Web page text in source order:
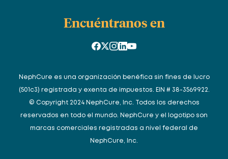
Encuéntranos en
NephCure es una organización benéfica sin fines de lucro
(501c3) registrada y exenta de impuestos. EIN # 38-3569922.
© Copyright 2024 NephCure, Inc. Todos los derechos
reservados en todo el mundo. NephCure y el logotipo son
marcas comerciales registradas a nivel federal de
NephCure, Inc.